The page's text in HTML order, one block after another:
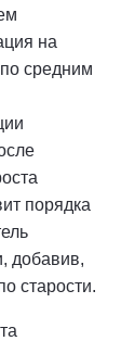
на
средним
порядка
добавив,
старости.